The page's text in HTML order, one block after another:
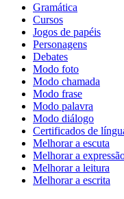
Gramática
Cursos
Jogos de papéis
Personagens
Debates
Modo foto
Modo chamada
Modo frase
Modo palavra
Modo diálogo
Certificados de
Melhorar a escuta
Melhorar a
Melhorar a leitura
Melhorar a escrita